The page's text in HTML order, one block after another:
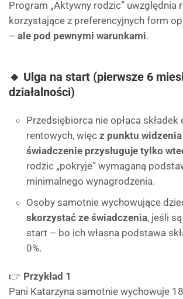
Program „Aktywny rodzic” uwzględnia
korzystające z preferencyjnych form
– ale pod pewnymi warunkami.
🔸 Ulga na start (pierwsze 6
działalności)
Przedsiębiorca nie opłaca składek
rentowych, więc z punktu
świadczenie przysługuje tylko
rodzic „pokryje” wymaganą
minimalnego wynagrodzenia.
Osoby samotnie wychowujące
skorzystać ze świadczenia, jeśli
start – bo ich własna podstawa
0%.
👉 Przykład 1
Pani Katarzyna samotnie wychowuje